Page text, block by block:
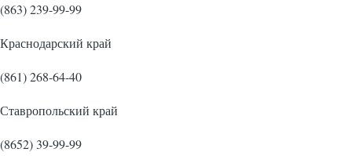
(863) 239-99-99
Краснодарский край
(861) 268-64-40
Ставропольский край
(8652) 39-99-99